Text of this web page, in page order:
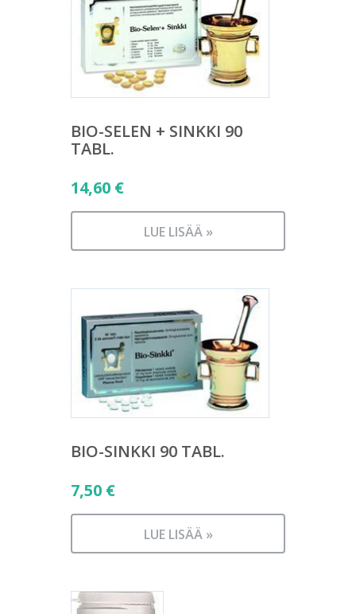
BIO-SELEN + SINKKI 90
TABL.
14,60 €
LUE LISÄÄ »
BIO-SINKKI 90 TABL.
7,50 €
LUE LISÄÄ »